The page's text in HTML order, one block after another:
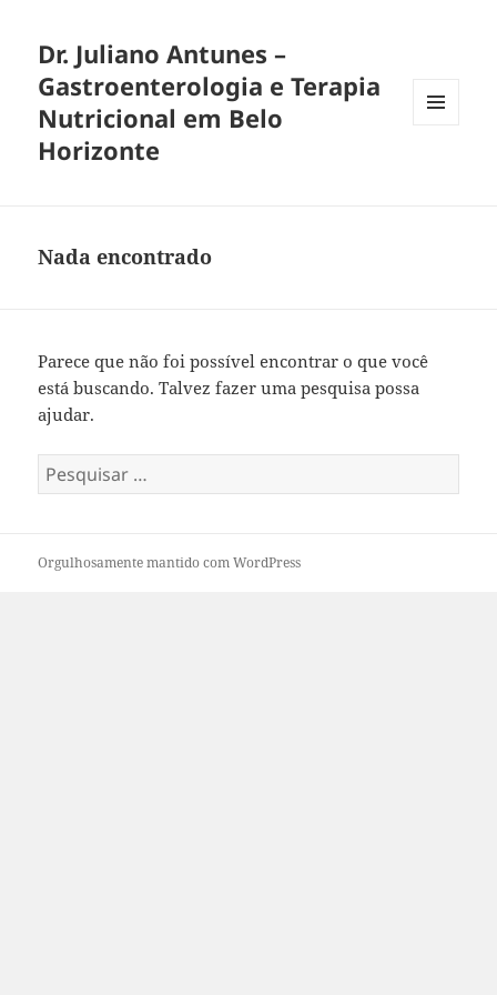
Dr. Juliano Antunes –
Gastroenterologia e Terapia
Nutricional em Belo
Horizonte
Nada encontrado
Parece que não foi possível encontrar o que você
está buscando. Talvez fazer uma pesquisa possa
ajudar.
Pesquisar
por:
Orgulhosamente mantido com WordPress